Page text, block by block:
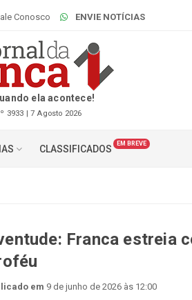
Conosco ENVIE NOTÍCIAS
ela acontece!
3933 | 7 Agosto 2026
CLASSIFICADOS EM BREVE
Franca estreia
em 9 de junho de 2026 às 12:00